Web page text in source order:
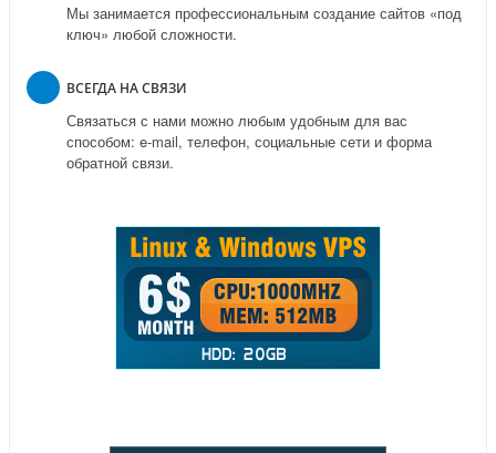
Мы занимается профессиональным создание сайтов «под
ключ» любой сложности.
ВСЕГДА НА СВЯЗИ
Связаться с нами можно любым удобным для вас
способом: e-mail, телефон, социальные сети и форма
обратной связи.